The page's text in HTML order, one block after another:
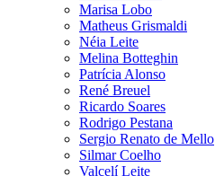
Marisa Lobo
Matheus Grismaldi
Néia Leite
Melina Botteghin
Patrícia Alonso
René Breuel
Ricardo Soares
Rodrigo Pestana
Sergio Renato de Mello
Silmar Coelho
Valcelí Leite